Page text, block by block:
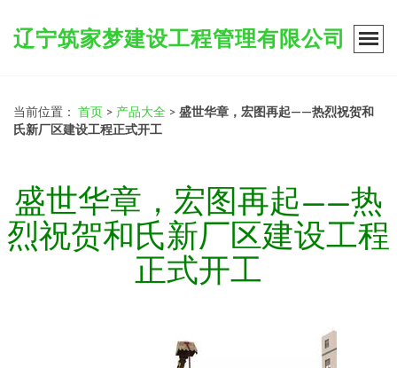
辽宁筑家梦建设工程管理有限公司
当前位置： 首页 > 产品大全 > 盛世华章，宏图再起——热烈祝贺和
氏新厂区建设工程正式开工
盛世华章，宏图再起——热
烈祝贺和氏新厂区建设工程
正式开工